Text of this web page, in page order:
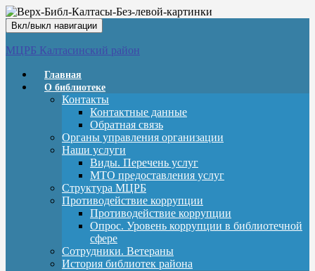
Вкл/выкл навигации
МЦРБ Калтасинский район
Главная
О библиотеке
Контакты
Контактные данные
Обратная связь
Органы управления организации
Наши услуги
Виды. Перечень услуг
МТО предоставления услуг
Структура МЦРБ
Противодействие коррупции
Противодействие коррупции
Опрос. Уровень коррупции в библиотечной
сфере
Сотрудники. Ветераны
История библиотек района